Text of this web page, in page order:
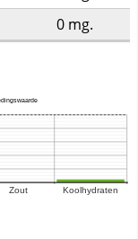
0 mg.